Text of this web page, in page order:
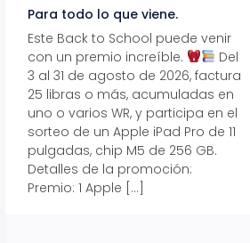
Para todo lo que viene.
Este Back to School puede venir
con un premio increíble.
Del
3 al 31 de agosto de 2026, factura
25 libras o más, acumuladas en
uno o varios WR, y participa en el
sorteo de un Apple iPad Pro de 11
pulgadas, chip M5 de 256 GB.
Detalles de la promoción:
Premio: 1 Apple […]